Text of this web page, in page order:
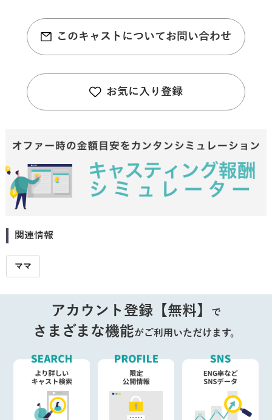
このキャストについてお問い合わせ
お気に入り登録
関連情報
ママ
アカウント登録【無料】 で
さまざまな機能がご利用いただけます。